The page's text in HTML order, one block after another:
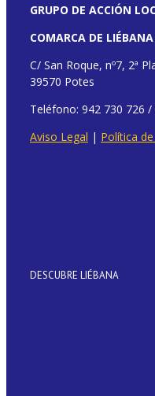
GRUPO DE ACCIÓN
COMARCA DE LIÉBANA
C/ San Roque, nº7, 2ª
39570 Potes
Teléfono: 942 730 726 /
Aviso Legal | Política
DESCUBRE LIÉBANA